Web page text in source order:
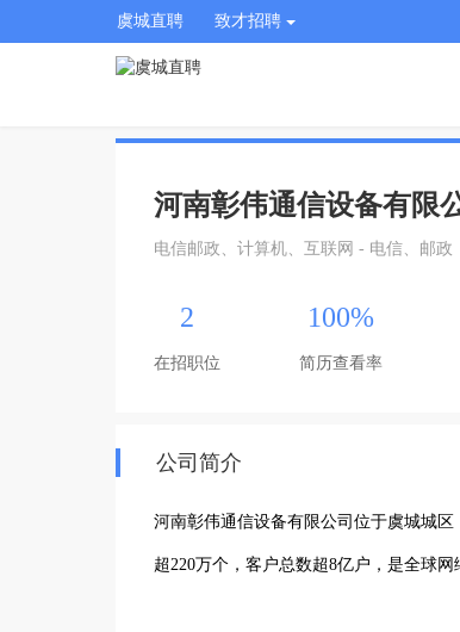
虞城直聘 致才招聘
河南彰伟通信设备有限
电信邮政、计算机、互联网 - 电信、邮政
2
在招职位
100%
简历查看率
公司简介
河南彰伟通信设备有限公司位于虞城城
超220万个，客户总数超8亿户，是全球